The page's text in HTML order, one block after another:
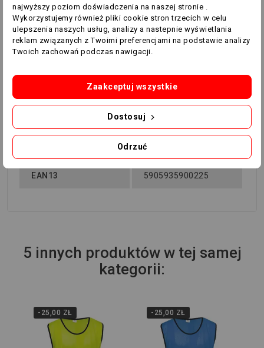
SENIOR- 62 x 73 cm
Indeks
RB53233
EAN13 5905935900225
5 innych produktów w tej samej
kategorii:
-25,00 ZŁ -25,00 ZŁ
najwyższy poziom doświadczenia na naszej stronie .
Wykorzystujemy również pliki cookie stron trzecich w celu
ulepszenia naszych usług, analizy a nastepnie wyświetlania
reklam związanych z Twoimi preferencjami na podstawie analizy
Twoich zachowań podczas nawigacji.
Odrzuć
Dostosuj
Zaakceptuj wszystkie